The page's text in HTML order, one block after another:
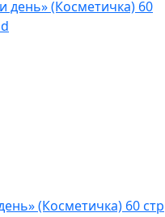
(Косметичка) 60 стр